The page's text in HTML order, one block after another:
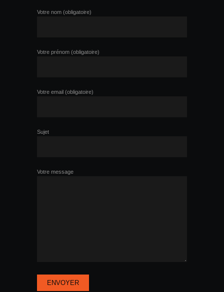
Votre nom (obligatoire)
Votre prénom (obligatoire)
Votre email (obligatoire)
Sujet
Votre message